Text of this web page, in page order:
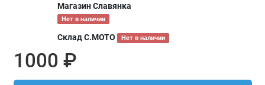
Магазин Славянка
Нет в наличии
Склад С.МОТО Нет в наличии
1000 ₽